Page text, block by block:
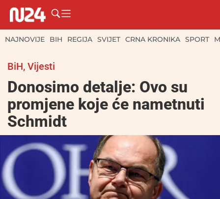
NAJNOVIJE BIH REGIJA SVIJET CRNA KRONIKA SPORT
BiH, Vijesti
Donosimo detalje: Ovo su
promjene koje će nametnuti
Schmidt